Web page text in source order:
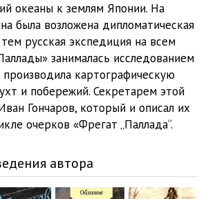
15:58
14:43
13:27
15:04
13:40
океаны к землям Японии. На
была возложена дипломатическая
русская экспедиция на всем
занималась исследованием
картографическую
и побережий. Секретарем этой
Гончаров, который и описал их
очерков «Фрегат „Паллада“.
автора